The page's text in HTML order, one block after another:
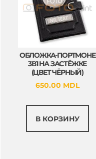
ОБЛОЖКА-ПОРТМОНЕ
3В1 НА ЗАСТЁЖКЕ
(ЦВЕТ ЧЁРНЫЙ)
650.00 MDL
В КОРЗИНУ